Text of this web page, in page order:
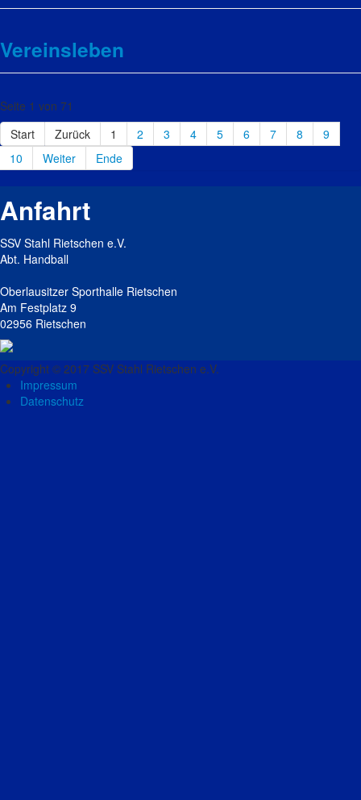
Vereinsleben
Seite 1 von 71
Start
Zurück 1 2 3 4 5 6 7 8
9
10
Weiter Ende
Anfahrt
SSV Stahl Rietschen e.V.
Abt. Handball
Oberlausitzer Sporthalle Rietschen
Am Festplatz 9
02956 Rietschen
Copyright © 2017 SSV Stahl Rietschen e.V.
Impressum
Datenschutz